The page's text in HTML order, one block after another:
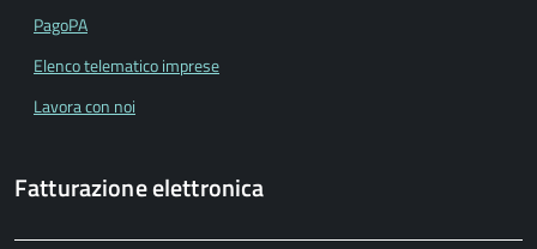
PagoPA
Elenco telematico imprese
Lavora con noi
Fatturazione elettronica